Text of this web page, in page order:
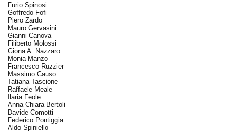
Furio Spinosi
Goffredo Fofi
Piero Zardo
Mauro Gervasini
Gianni Canova
Filiberto Molossi
Giona A. Nazzaro
Monia Manzo
Francesco Ruzzier
Massimo Causo
Tatiana Tascione
Raffaele Meale
Ilaria Feole
Anna Chiara Bertoli
Davide Comotti
Federico Pontiggia
Aldo Spiniello